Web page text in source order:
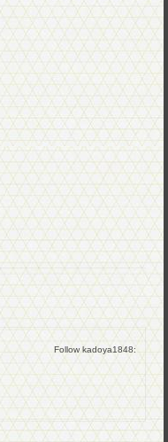
Follow kadoya1848: